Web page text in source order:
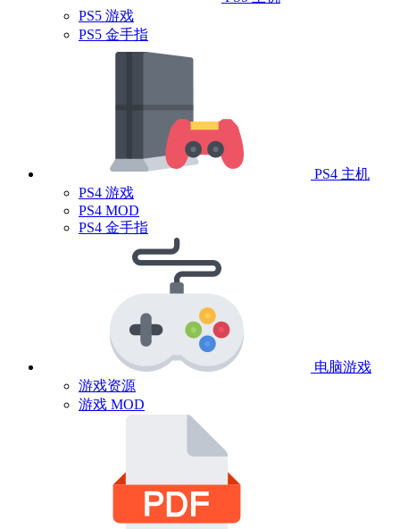
PS5 游戏
PS5 金手指
PS4 主机
PS4 游戏
PS4 MOD
PS4 金手指
电脑游戏
游戏资源
游戏 MOD